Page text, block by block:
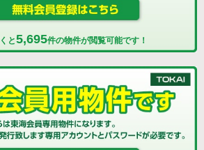
と5,695件の物件が閲覧可能です！